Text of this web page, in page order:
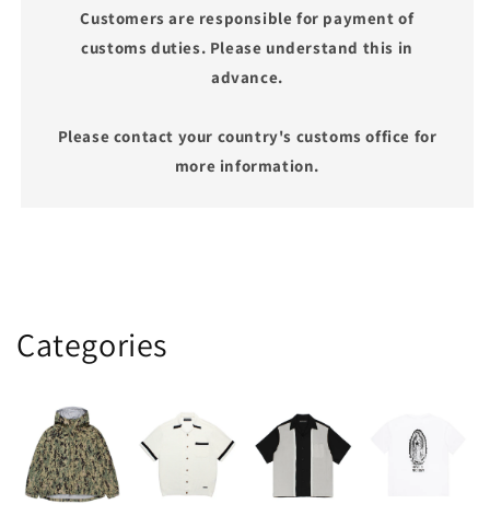
Customers are responsible for payment of
customs duties. Please understand this in
advance.
Please contact your country's customs office for
more information.
Categories